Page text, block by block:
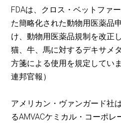
FDAは、クロス・ベットファ
た簡略化された動物用医薬品
け、動物用医薬品規制を改正
猫、牛、馬に対するデキサメ
方箋による使用を規定してい
連邦官報）
アメリカン・ヴァンガード社
るAMVACケミカル・コーポレ